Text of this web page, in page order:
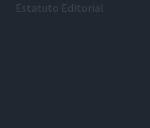
Estatuto Editorial